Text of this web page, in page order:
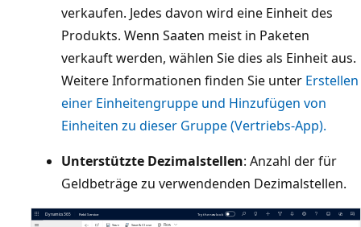
verkaufen. Jedes davon wird eine Einheit des
Produkts. Wenn Saaten meist in Paketen
verkauft werden, wählen Sie dies als Einheit aus.
Weitere Informationen finden Sie unter Erstellen
einer Einheitengruppe und Hinzufügen von
Einheiten zu dieser Gruppe (Vertriebs-App).
Unterstützte Dezimalstellen: Anzahl der für
Geldbeträge zu verwendenden Dezimalstellen.